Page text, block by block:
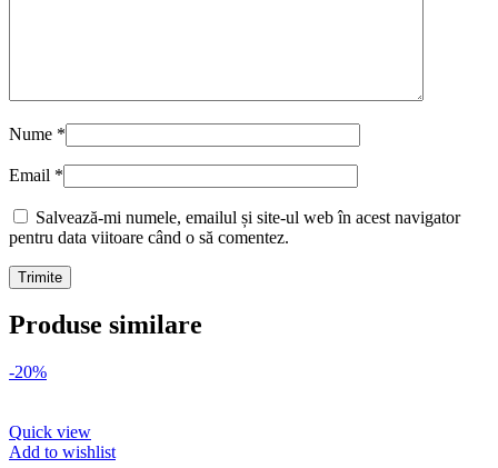
Nume *
Email *
Salvează-mi numele, emailul și site-ul web în acest navigator
pentru data viitoare când o să comentez.
Produse similare
-20%
Quick view
Add to wishlist